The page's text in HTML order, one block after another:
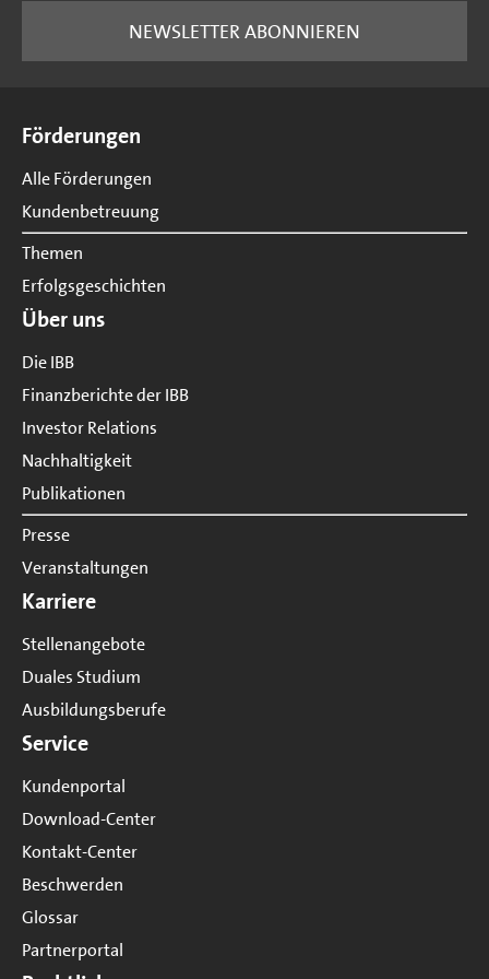
NEWSLETTER ABONNIEREN
Förderungen
Alle Förderungen
Kundenbetreuung
Themen
Erfolgsgeschichten
Über uns
Die IBB
Finanzberichte der IBB
Investor Relations
Nachhaltigkeit
Publikationen
Presse
Veranstaltungen
Karriere
Stellenangebote
Duales Studium
Ausbildungsberufe
Service
Kundenportal
Download-Center
Kontakt-Center
Beschwerden
Glossar
Partnerportal